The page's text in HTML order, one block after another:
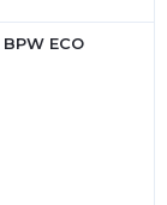
ECO